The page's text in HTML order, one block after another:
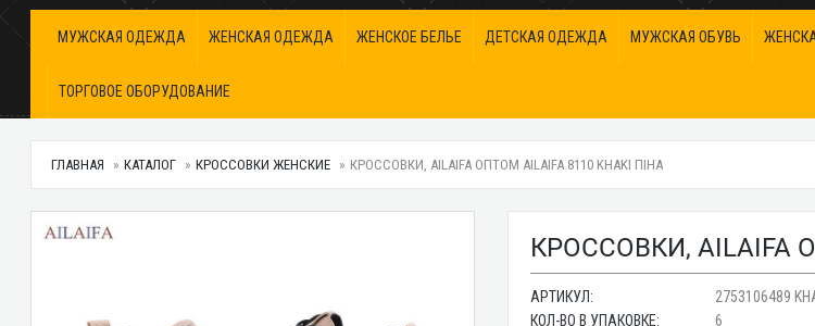
МУЖСКАЯ ОДЕЖДА ЖЕНСКАЯ ОДЕЖДА ЖЕНСКОЕ БЕЛЬЕ ДЕТСКАЯ ОДЕЖДА МУЖСКАЯ ОБУВЬ
ТОРГОВОЕ ОБОРУДОВАНИЕ
ГЛАВНАЯ КАТАЛОГ КРОССОВКИ ЖЕНСКИЕ КРОССОВКИ, AILAIFA ОПТОМ AILAIFA 8110 KHAKI ПІНА
КРОССОВКИ, AILAIFA
АРТИКУЛ:
2753106489
КОЛ-ВО В УПАКОВКЕ:
6